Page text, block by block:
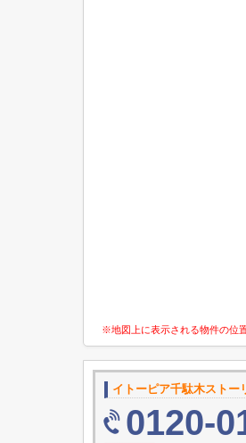
※地図上に表示される物件の位
イトーピア千駄木ストー
0120-